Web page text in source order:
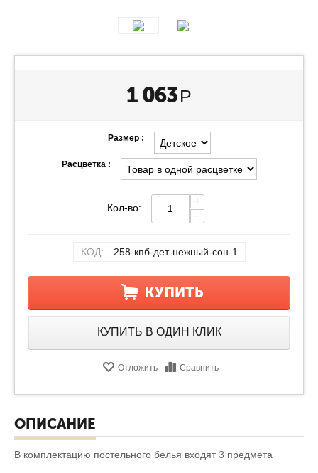
1 063 Р
Размер :
Расцветка :
Кол-во:
+
−
КОД: 258-кпб-дет-нежный-сон-1
КУПИТЬ
КУПИТЬ В ОДИН КЛИК
Отложить Сравнить
ОПИСАНИЕ
В комплектацию постельного белья входят 3 предмета